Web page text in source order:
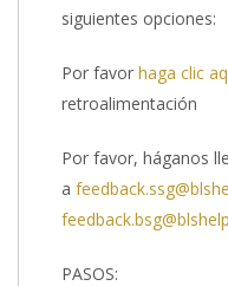
siguientes opciones:
Por favor haga clic
retroalimentación
Por favor, háganos
a
PASOS: